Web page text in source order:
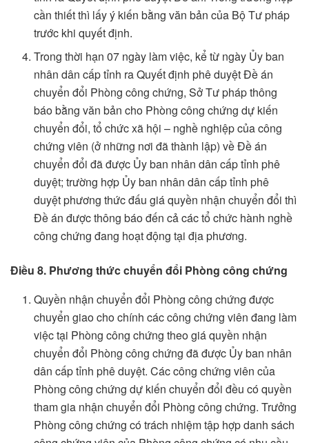
cần thiết thì lấy ý kiến bằng văn bản của Bộ Tư pháp
trước khi quyết định.
Trong thời hạn 07 ngày làm việc, kể từ ngày Ủy ban
nhân dân cấp tỉnh ra Quyết định phê duyệt Đề án
chuyển đổi Phòng công chứng, Sở Tư pháp thông
báo bằng văn bản cho Phòng công chứng dự kiến
chuyển đổi, tổ chức xã hội – nghề nghiệp của công
chứng viên (ở những nơi đã thành lập) về Đề án
chuyển đổi đã được Ủy ban nhân dân cấp tỉnh phê
duyệt; trường hợp Ủy ban nhân dân cấp tỉnh phê
duyệt phương thức đấu giá quyền nhận chuyển đổi thì
Đề án được thông báo đến cả các tổ chức hành nghề
công chứng đang hoạt động tại địa phương.
Điều 8. Phương thức chuyển đổi Phòng công chứng
Quyền nhận chuyển đổi Phòng công chứng được
chuyển giao cho chính các công chứng viên đang làm
việc tại Phòng công chứng theo giá quyền nhận
chuyển đổi Phòng công chứng đã được Ủy ban nhân
dân cấp tỉnh phê duyệt. Các công chứng viên của
Phòng công chứng dự kiến chuyển đổi đều có quyền
tham gia nhận chuyển đổi Phòng công chứng. Trưởng
Phòng công chứng có trách nhiệm tập hợp danh sách